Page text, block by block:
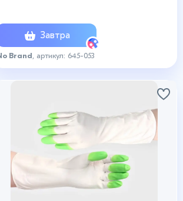
Завтра
Brand , артикул: 645-053